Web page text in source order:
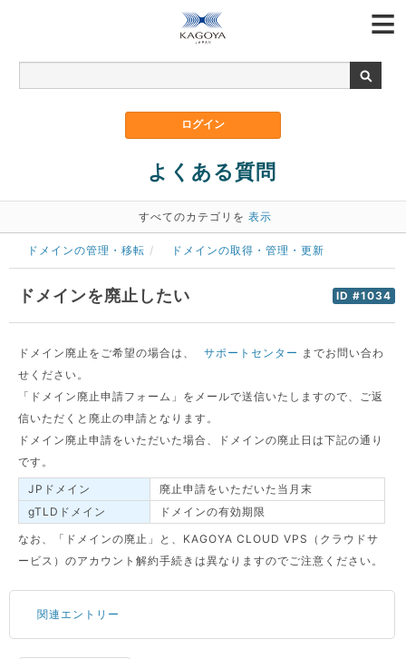
よくある質問
すべてのカテゴリを 表示
ドメインの管理・移転 ドメインの取得・管理・更新
ID #1034
ドメインを廃止したい
ドメイン廃止をご希望の場合は、 サポートセンター までお問い合わ
せください。
「ドメイン廃止申請フォーム」をメールで送信いたしますので、ご返
信いただくと廃止の申請となります。
ドメイン廃止申請をいただいた場合、ドメインの廃止日は下記の通り
です。
JPドメイン
廃止申請をいただいた当月末
gTLDドメイン
ドメインの有効期限
なお、「ドメインの廃止」と、KAGOYA CLOUD VPS（クラウドサ
ービス）のアカウント解約手続きは異なりますのでご注意ください。
関連エントリー